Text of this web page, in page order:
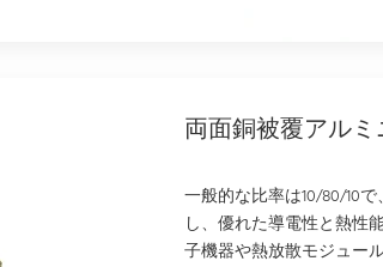
両面銅被覆アル
一般的な比率は10/80/10
し、優れた導電性と熱性
子機器や熱放散モジュー